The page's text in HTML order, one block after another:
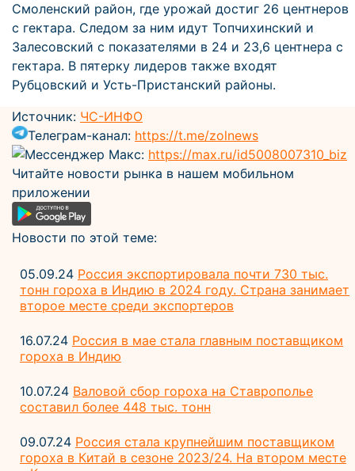
Смоленский район, где урожай достиг 26 центнеров
с гектара. Следом за ним идут Топчихинский и
Залесовский с показателями в 24 и 23,6 центнера с
гектара. В пятерку лидеров также входят
Рубцовский и Усть-Пристанский районы.
Источник: ЧС-ИНФО
Телеграм-канал: https://t.me/zolnews
Мессенджер Макс: https://max.ru/id5008007310_biz
Читайте новости рынка в нашем мобильном
приложении
Новости по этой теме:
05.09.24 Россия экспортировала почти 730 тыс.
тонн гороха в Индию в 2024 году. Страна занимает
второе месте среди экспортеров
16.07.24 Россия в мае стала главным поставщиком
гороха в Индию
10.07.24 Валовой сбор гороха на Ставрополье
составил более 448 тыс. тонн
09.07.24 Россия стала крупнейшим поставщиком
гороха в Китай в сезоне 2023/24. На втором месте